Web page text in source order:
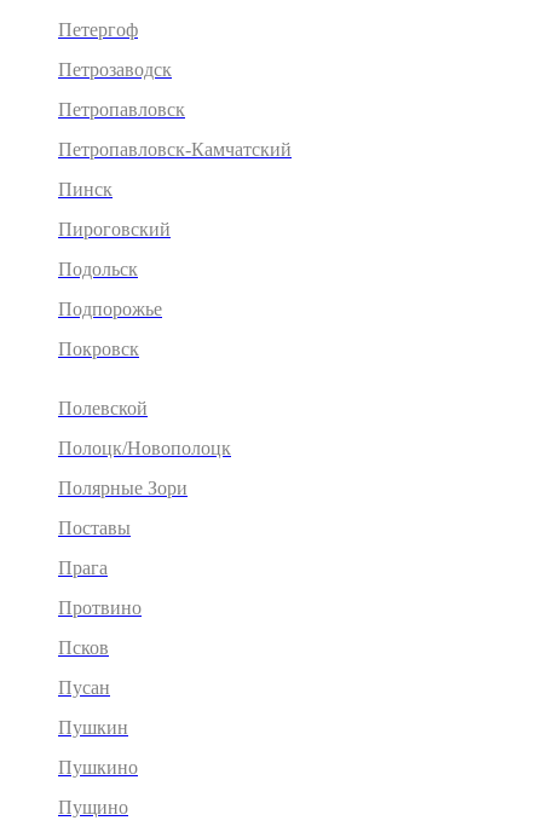
Петергоф
Петрозаводск
Петропавловск
Петропавловск-Камчатский
Пинск
Пироговский
Подольск
Подпорожье
Покровск
Полевской
Полоцк/Новополоцк
Полярные Зори
Поставы
Прага
Протвино
Псков
Пусан
Пушкин
Пушкино
Пущино